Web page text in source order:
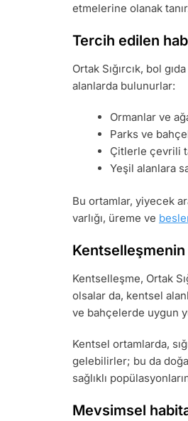
etmelerine olanak
Tercih edilen
Ortak Sığırcık, bol
alanlarda bulunurlar:
Ormanlar ve
Parks ve
Çitlerle çevrili
Yeşil alanlara
Bu ortamlar, yiyecek
varlığı, üreme ve
Kentselleşme, Ortak
olsalar da, kentsel
ve bahçelerde uygun
Kentsel ortamlarda,
gelebilirler; bu da
sağlıklı
Mevsimsel